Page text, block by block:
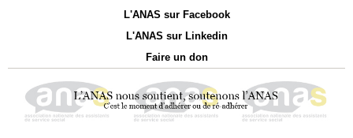
L'ANAS sur Facebook
L'ANAS sur Linkedin
Faire un don